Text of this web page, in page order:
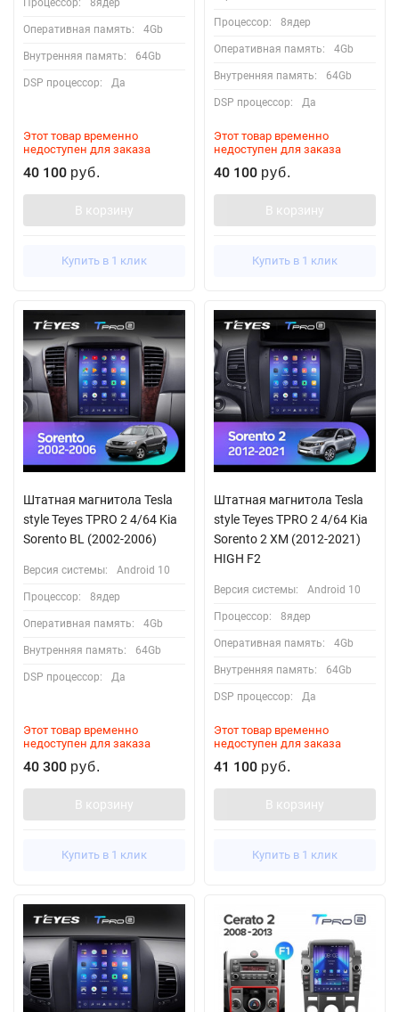
Процессор: 8ядер
Оперативная память: 4Gb
Внутренняя память: 64Gb
DSP процессор: Да
Этот товар временно
недоступен для заказа
40 100 руб.
В корзину
Купить в 1 клик
Процессор: 8ядер
Оперативная память: 4Gb
Внутренняя память: 64Gb
DSP процессор: Да
Этот товар временно
недоступен для заказа
40 100 руб.
В корзину
Купить в 1 клик
Штатная магнитола Tesla
style Teyes TPRO 2 4/64 Kia
Sorento BL (2002-2006)
Версия системы: Android 10
Процессор: 8ядер
Оперативная память: 4Gb
Внутренняя память: 64Gb
DSP процессор: Да
Этот товар временно
недоступен для заказа
40 300 руб.
В корзину
Купить в 1 клик
Штатная магнитола Tesla
style Teyes TPRO 2 4/64 Kia
Sorento 2 XM (2012-2021)
HIGH F2
Версия системы: Android 10
Процессор: 8ядер
Оперативная память: 4Gb
Внутренняя память: 64Gb
DSP процессор: Да
Этот товар временно
недоступен для заказа
41 100 руб.
В корзину
Купить в 1 клик